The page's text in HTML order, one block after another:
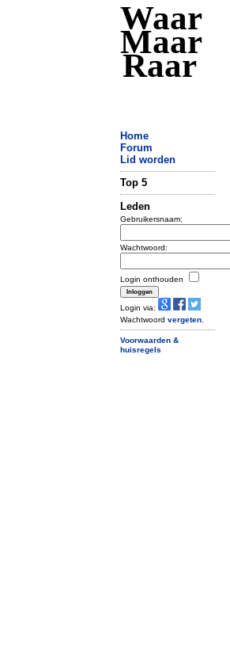
Waar
Maar
Raar
Home
Forum
Lid worden
Top 5
Leden
Gebruikersnaam:
Wachtwoord:
Login onthouden
Login via:
Wachtwoord vergeten
Voorwaarden &
huisregels